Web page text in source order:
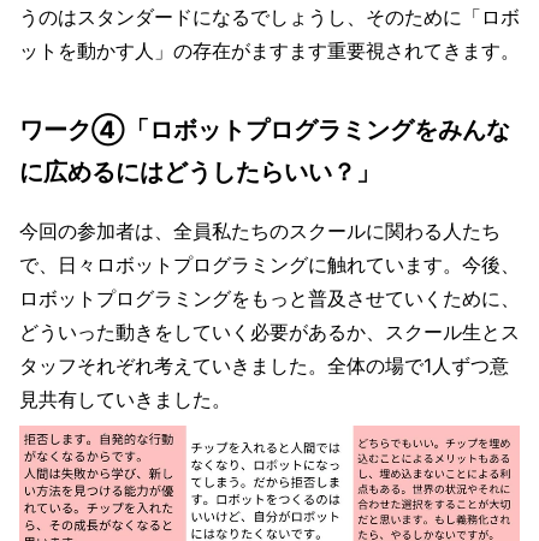
うのはスタンダードになるでしょうし、そのために「ロボ
ットを動かす人」の存在がますます重要視されてきます。
ワーク④「ロボットプログラミングをみんな
に広めるにはどうしたらいい？」
今回の参加者は、全員私たちのスクールに関わる人たち
で、日々ロボットプログラミングに触れています。今後、
ロボットプログラミングをもっと普及させていくために、
どういった動きをしていく必要があるか、スクール生とス
タッフそれぞれ考えていきました。全体の場で1人ずつ意
見共有していきました。